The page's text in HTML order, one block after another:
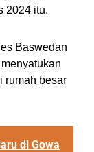
2024 itu.
Baswedan
rumah besar
di Gowa